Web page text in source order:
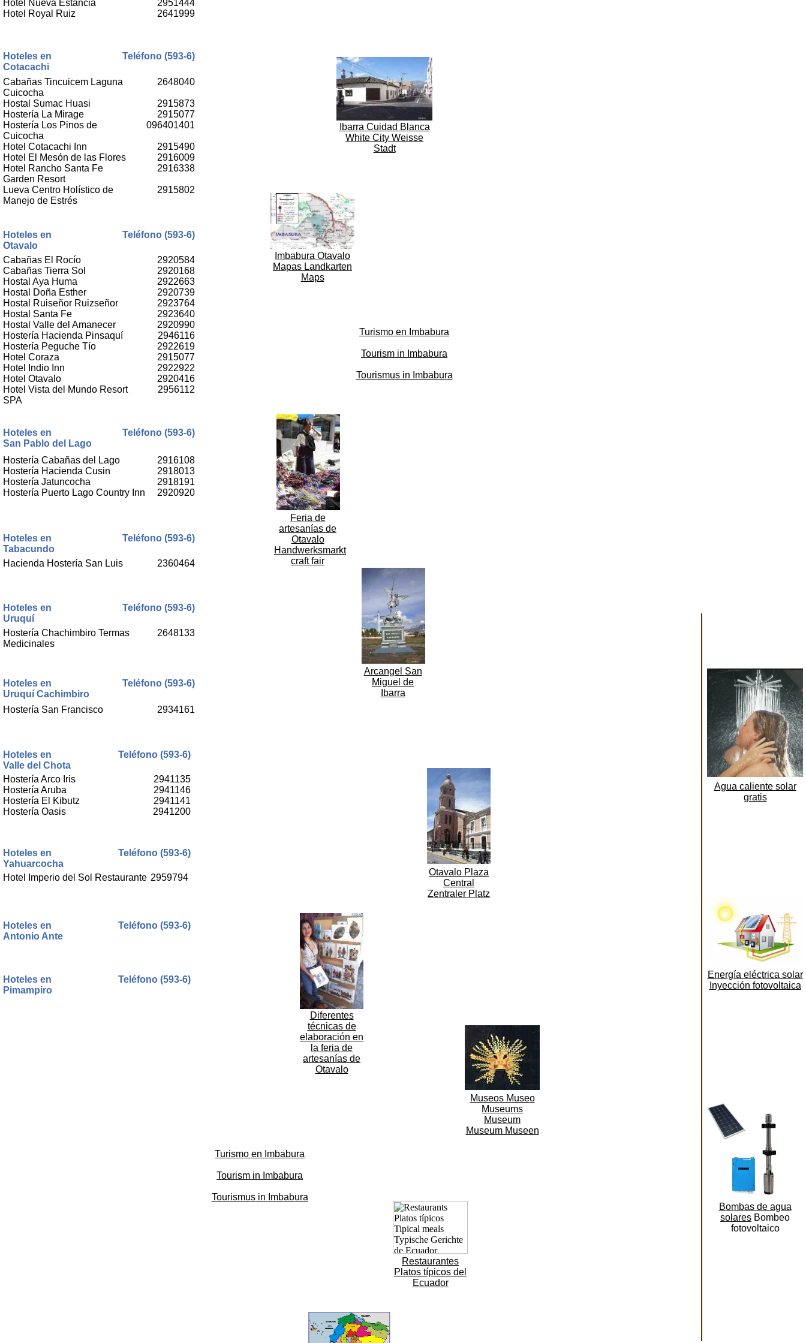
Hotel Nueva Estancia
Hotel Royal Ruiz
2951444
2641999
Hoteles en
Cotacachi
Hoteles en
Otavalo
Cabañas Tincuicem Laguna
Cuicocha
Hostal Sumac Huasi
Hostería La Mirage
Hostería Los Pinos de
Cuicocha
Hotel Cotacachi Inn
Hotel El Mesón de las Flores
Hotel Rancho Santa Fe
Garden Resort
Lueva Centro Holístico de
Manejo de Estrés
2648040
2915873
2915077
096401401
2915490
2916009
2916338
2915802
Cabañas El Rocío
Cabañas Tierra Sol
Hostal Aya Huma
Hostal Doña Esther
Hostal Ruiseñor Ruizseñor
Hostal Santa Fe
Hostal Valle del Amanecer
Hostería Hacienda Pinsaquí
Hostería Peguche Tío
Hotel Coraza
Hotel Indio Inn
Hotel Otavalo
Hotel Vista del Mundo Resort
SPA
2920584
2920168
2922663
2920739
2923764
2923640
2920990
2946116
2922619
2915077
2922922
2920416
2956112
Teléfono (593-6)
Teléfono (593-6)
Turismo en Imbabura
Tourism in Imbabura
Tourismus in Imbabura
Hostería San Francisco 2934161
Imbabura Otavalo
Mapas Landkarten
Maps
Hoteles en
San Pablo del Lago
Hoteles en
Uruquí
Hoteles en
Tabacundo
2916108
2918013
2918191
2920920
Hostería Cabañas del Lago
Hostería Hacienda Cusin
Hostería Jatuncocha
Hostería Puerto Lago Country Inn
2360464
Hacienda Hostería San Luis
Teléfono (593-6)
Teléfono (593-6)
Teléfono (593-6)
Hostería Arco Iris
Hostería Aruba
Hostería El Kibutz
Hostería Oasis
2959794
Hoteles en
Valle del Chota
Teléfono (593-6)
Hoteles en
Yahuarcocha
Teléfono (593-6)
Hoteles en
Uruquí Cachimbiro
Teléfono (593-6)
Hostería Chachimbiro Termas
Medicinales
2648133
Hotel Imperio del Sol Restaurante
2941135
2941146
2941141
2941200
Hoteles en
Antonio Ante
Teléfono (593-6)
Hoteles en
Pimampiro
Teléfono (593-6)
Museos Museo
Museums
Museum
Museum Museen
Restaurantes
Platos típicos del
Ecuador
Bombas de agua
solares Bombeo
fotovoltaico
Agua caliente solar
gratis
Energía eléctrica solar
Inyección fotovoltaica
Arcangel San
Miguel de
Ibarra
Diferentes
técnicas de
elaboración en
la feria de
artesanías de
Otavalo
Otavalo Plaza
Central
Zentraler Platz
Feria de
artesanías de
Otavalo
Handwerksmarkt
craft fair
Ibarra Cuidad Blanca
White City Weisse
Stadt
Turismo en Imbabura
Tourism in Imbabura
Tourismus in Imbabura